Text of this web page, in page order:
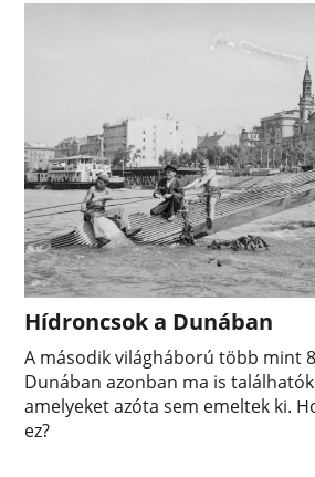
Hídroncsok a Dunában
A második világháború több mint
Dunában azonban ma is
amelyeket azóta sem emeltek ki.
ez?